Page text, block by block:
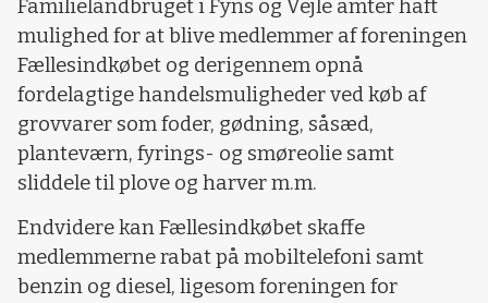
Familielandbruget i Fyns og Vejle amter haft
mulighed for at blive medlemmer af foreningen
Fællesindkøbet og derigennem opnå
fordelagtige handelsmuligheder ved køb af
grovvarer som foder, gødning, såsæd,
planteværn, fyrings- og smøreolie samt
sliddele til plove og harver m.m.
Endvidere kan Fællesindkøbet skaffe
medlemmerne rabat på mobiltelefoni samt
benzin og diesel, ligesom foreningen for